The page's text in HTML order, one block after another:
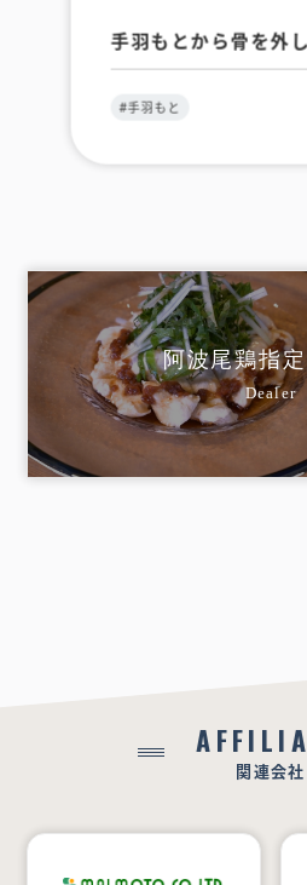
手羽もとから骨を外
#手羽もと
阿波尾鶏指
Dealer
関連会社